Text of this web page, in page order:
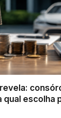
qual escolha